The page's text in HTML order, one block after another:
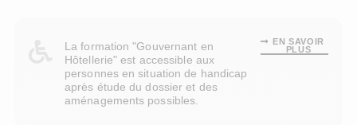
La formation "Gouvernant en
Hôtellerie" est accessible aux
personnes en situation de handicap
après étude du dossier et des
aménagements possibles.
EN SAVOIR
PLUS